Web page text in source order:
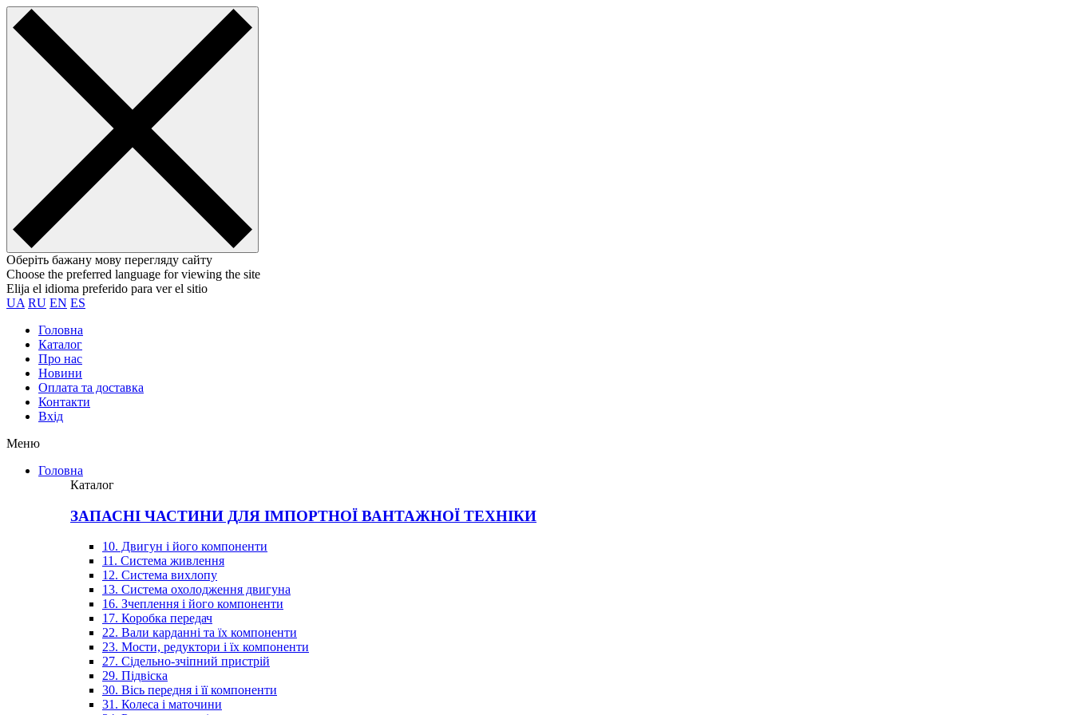
Оберіть бажану мову перегляду сайту
Choose the preferred language for viewing the site
Elija el idioma preferido para ver el sitio
UA RU EN ES
Головна
Каталог
Про нас
Новини
Оплата та доставка
Контакти
Вхiд
Меню
Головна
Каталог
ЗАПАСНІ ЧАСТИНИ ДЛЯ ІМПОРТНОЇ ВАНТАЖНОЇ ТЕХНІКИ
10. Двигун і його компоненти
11. Система живлення
12. Система вихлопу
13. Система охолодження двигуна
16. Зчеплення і його компоненти
17. Коробка передач
22. Вали карданні та їх компоненти
23. Мости, редуктори і їх компоненти
27. Сідельно-зчіпний пристрій
29. Підвіска
30. Вісь передня і її компоненти
31. Колеса і маточини